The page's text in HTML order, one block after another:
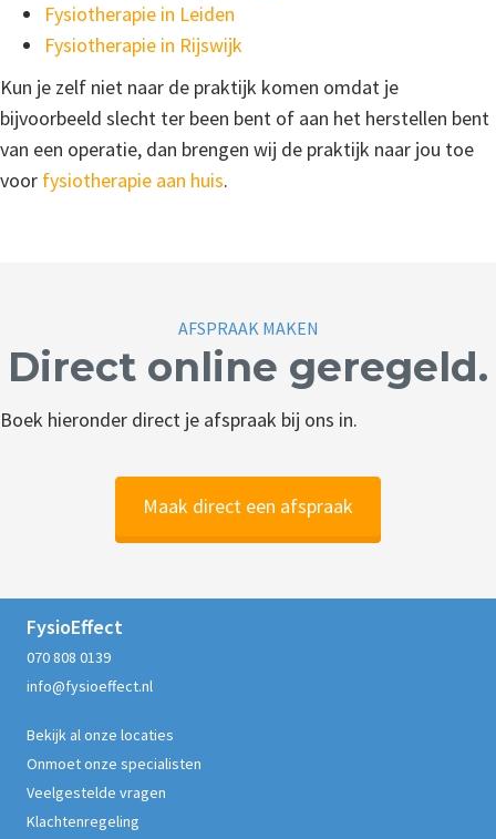
Fysiotherapie in Leiden
Fysiotherapie in Rijswijk
Kun je zelf niet naar de praktijk komen omdat je
bijvoorbeeld slecht ter been bent of aan het herstellen bent
van een operatie, dan brengen wij de praktijk naar jou toe
voor fysiotherapie aan huis.
AFSPRAAK MAKEN
Direct online geregeld.
Boek hieronder direct je afspraak bij ons in.
Maak direct een afspraak
FysioEffect
070 808 0139
info@fysioeffect.nl
Bekijk al onze locaties
Onmoet onze specialisten
Veelgestelde vragen
Klachtenregeling